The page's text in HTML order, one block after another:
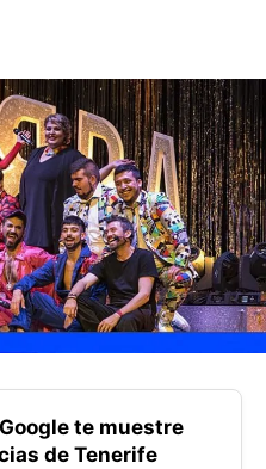
te muestre
de Tenerife